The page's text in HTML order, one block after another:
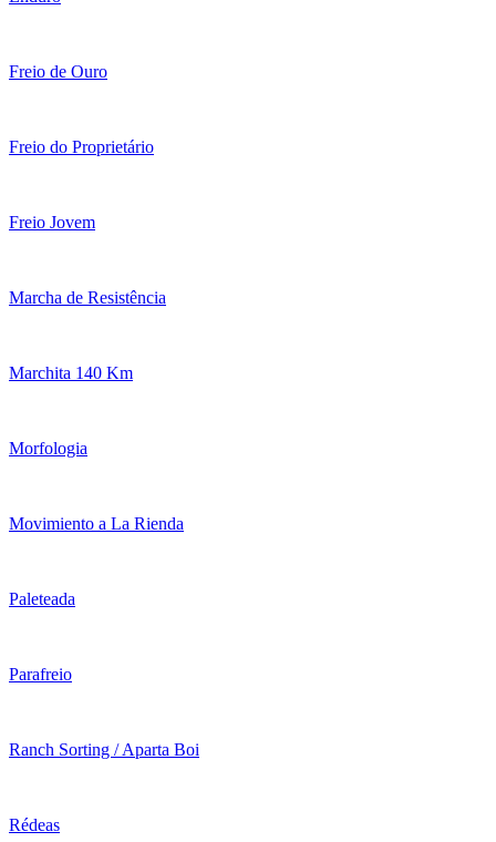
Freio de Ouro
Freio do Proprietário
Freio Jovem
Marcha de Resistência
Marchita 140 Km
Morfologia
Movimiento a La Rienda
Paleteada
Parafreio
Ranch Sorting / Aparta Boi
Rédeas